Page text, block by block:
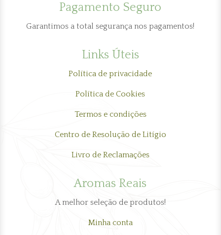
Pagamento Seguro
Garantimos a total segurança nos pagamentos!
Links Úteis
Política de privacidade
Política de Cookies
Termos e condições
Centro de Resolução de Litígio
Livro de Reclamações
Aromas Reais
A melhor seleção de produtos!
Minha conta